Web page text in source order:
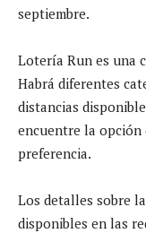
septiembre.
Lotería Run es una
Habrá diferentes
distancias
encuentre la opción
preferencia.
Los detalles sobre
disponibles en las